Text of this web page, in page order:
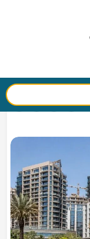
عقارياً جديداً تضم
f
𝕏
in